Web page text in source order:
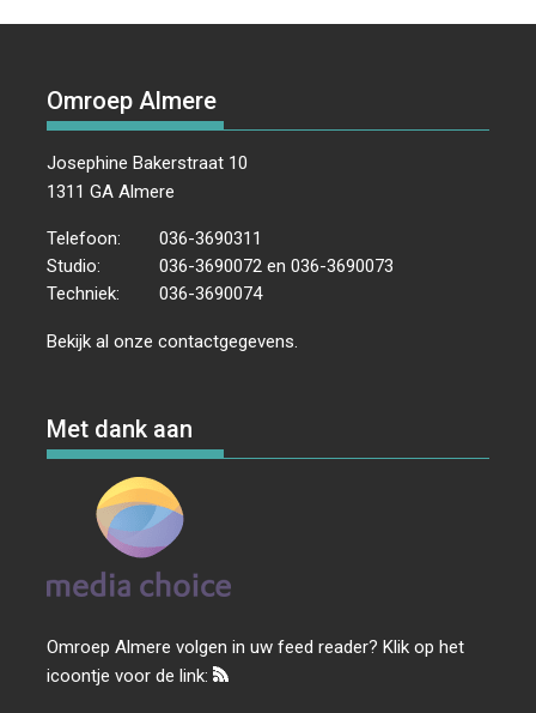
Omroep Almere
Josephine Bakerstraat 10
1311 GA Almere
Telefoon:
036-3690311
Studio:
036-3690072 en 036-3690073
Techniek:
036-3690074
Bekijk al onzecontactgegevens
Met dank aan
Omroep Almere volgen in uw feed reader? Klik op het
icoontje voor de link: